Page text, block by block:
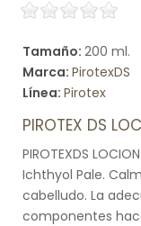
Tamaño: 200 ml.
Marca: PirotexDS
Línea: Pirotex
PIROTEX DS
PIROTEXDS
Ichthyol Pale.
cabelludo. La
componentes